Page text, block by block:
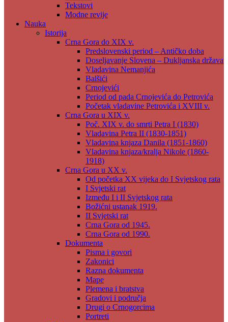
Tekstovi
Modne revije
Nauka
Istorija
Crna Gora do XIX v.
Predslovenski period – Antičko doba
Doseljavanje Slovena – Dukljanska država
Vladavina Nemanjića
Balšići
Crnojevići
Period od pada Crnojevića do Petrovića
Početak vladavine Petrovića i XVIII v.
Crna Gora u XIX v.
Poč. XIX v. do smrti Petra I (1830)
Vladavina Petra II (1830-1851)
Vladavina knjaza Danila (1851-1860)
Vladavina knjaza/kralja Nikole (1860-
1918)
Crna Gora u XX v.
Od početka XX vijeka do I Svjetskog rata
I Svjetski rat
Između I i II Svjetskog rata
Božićni ustanak 1919.
II Svjetski rat
Crna Gora od 1945.
Crna Gora od 1990.
Dokumenta
Pisma i govori
Zakonici
Razna dokumenta
Mape
Plemena i bratstva
Gradovi i područja
Drugi o Crnogorcima
Portreti